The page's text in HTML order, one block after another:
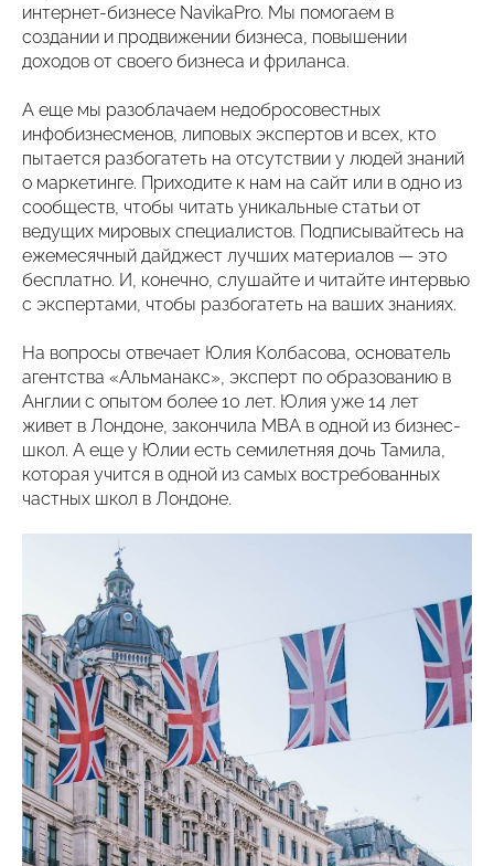
интернет-бизнесе NavikaPro. Мы помогаем в
создании и продвижении бизнеса, повышении
доходов от своего бизнеса и фриланса.
А еще мы разоблачаем недобросовестных
инфобизнесменов, липовых экспертов и всех, кто
пытается разбогатеть на отсутствии у людей знаний
о маркетинге. Приходите к нам на сайт или в одно из
сообществ, чтобы читать уникальные статьи от
ведущих мировых специалистов. Подписывайтесь на
ежемесячный дайджест лучших материалов — это
бесплатно. И, конечно, слушайте и читайте интервью
с экспертами, чтобы разбогатеть на ваших знаниях.
На вопросы отвечает Юлия Колбасова, основатель
агентства «Альманакс», эксперт по образованию в
Англии с опытом более 10 лет. Юлия уже 14 лет
живет в Лондоне, закончила МВА в одной из бизнес-
школ. А еще у Юлии есть семилетняя дочь Тамила,
которая учится в одной из самых востребованных
частных школ в Лондоне.